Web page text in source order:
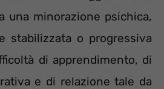
una minorazione psichica,
stabilizzata o progressiva
di apprendimento, di
e di relazione tale da